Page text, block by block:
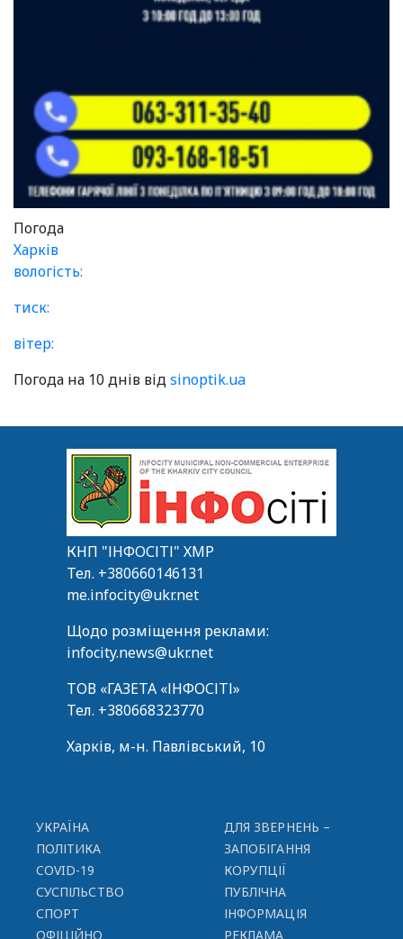
Погода
Харків
вологість:
тиск:
вітер:
Погода на 10 днів відsinoptik.ua
КНП "ІНФОСІТІ" ХМР
Тел. +380660146131
me.infocity@ukr.net
Щодо розміщення реклами:
infocity.news@ukr.net
ТОВ «ГАЗЕТА «ІНФОСІТІ»
Тел. +380668323770
Харків, м-н. Павлівський, 10
УКРАЇНА
ПОЛІТИКА
COVID-19
СУСПІЛЬСТВО
СПОРТ
ОФІЦІЙНО
ДЛЯ ЗВЕРНЕНЬ –
ЗАПОБІГАННЯ
КОРУПЦІЇ
ПУБЛІЧНА
ІНФОРМАЦІЯ
РЕКЛАМА